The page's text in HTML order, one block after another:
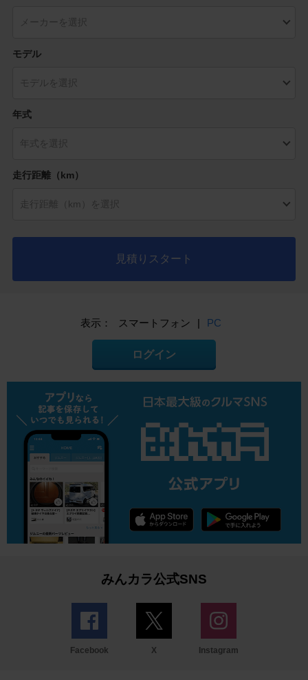
モデル
年式
走行距離（km）
見積りスタート
表示： スマートフォン PC
ログイン
みんカラ公式SNS
Facebook X Instagram